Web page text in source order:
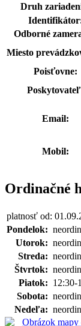
Druh
Odborné
Miesto
Poisťovne:
Email:
Mobil:
Ordinačné
platnosť od:
Pondelok:
Utorok:
Streda:
Štvrtok:
Piatok: 12:30-
Sobota:
Nedeľa: